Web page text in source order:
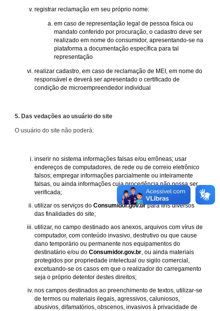
registrar reclamação em seu próprio nome:
em caso de representação legal de pessoa física ou
mandato conferido por procuração, o cadastro deve ser
realizado em nome do consumidor, apresentando-se na
plataforma a documentação específica para tal
representação
realizar cadastro, em caso de reclamação de MEI, em nome do
responsável e deverá ser apresentado o certificado de
condição de microempreendedor individual
5. Das vedações ao usuário do site
O usuário do site não poderá:
inserir no sistema informações falsas e/ou errôneas; usar
endereços de computadores, de rede ou de correio eletrônico
falsos; empregar informações parcialmente ou inteiramente
falsas, ou ainda informações cuja procedência não possa ser
verificada;
utilizar os serviços do Consumidor.gov.brpara fins diversos
das finalidades do site;
utilizar, no campo destinado aos anexos, arquivos com vírus de
computador, com conteúdo invasivo, destrutivo ou que cause
dano temporário ou permanente nos equipamentos do
destinatário e/ou do Consumidor.gov.br , ou ainda materiais
protegidos por propriedade intelectual ou sigilo comercial,
excetuando-se os casos em que o realizador do carregamento
seja o próprio detentor destes direitos;
nos campos destinados ao preenchimento de textos, utilizar-se
de termos ou materiais ilegais, agressivos, caluniosos,
abusivos, difamatórios, obscenos, invasivos à privacidade de